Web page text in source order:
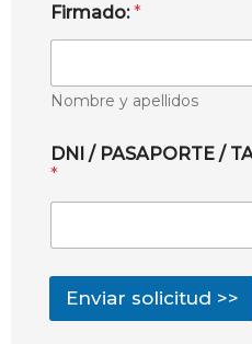
Firmado:*
Nombre y apellidos
DNI / PASAPORTE /
*
Enviar solicitud >>